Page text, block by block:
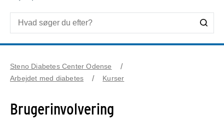
Steno Diabetes Center Odense
Arbejdet med diabetes
Kurser
Brugerinvolvering